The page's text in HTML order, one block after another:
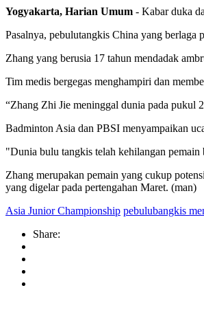
Yogyakarta, Harian Umum - Kabar duka
Pasalnya, pebulutangkis China yang berlaga
Zhang yang berusia 17 tahun mendadak
Tim medis bergegas menghampiri dan
“Zhang Zhi Jie meninggal dunia pada pukul
Badminton Asia dan PBSI menyampaikan
"Dunia bulu tangkis telah kehilangan pemain
Zhang merupakan pemain yang cukup
yang digelar pada pertengahan Maret. (man)
Asia Junior Championship pebulubangkis
Share: